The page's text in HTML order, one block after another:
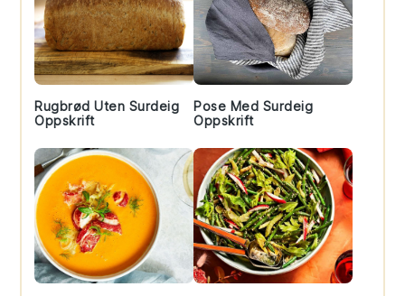
Rugbrød Uten Surdeig
Oppskrift
Pose Med Surdeig
Oppskrift